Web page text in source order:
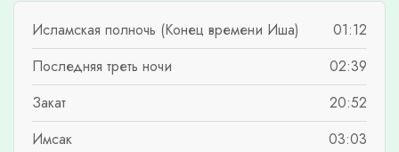
Исламская полночь (Конец времени Иша)
01:12
Последняя треть ночи
02:39
Закат
20:52
Имсак
03:03